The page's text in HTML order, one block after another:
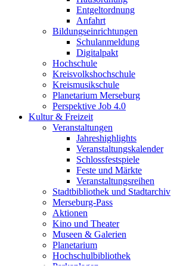
Entgeltordnung
Anfahrt
Bildungseinrichtungen
Schulanmeldung
Digitalpakt
Hochschule
Kreisvolkshochschule
Kreismusikschule
Planetarium Merseburg
Perspektive Job 4.0
Kultur & Freizeit
Veranstaltungen
Jahreshighlights
Veranstaltungskalender
Schlossfestspiele
Feste und Märkte
Veranstaltungsreihen
Stadtbibliothek und Stadtarchiv
Merseburg-Pass
Aktionen
Kino und Theater
Museen & Galerien
Planetarium
Hochschulbibliothek
Parkanlagen